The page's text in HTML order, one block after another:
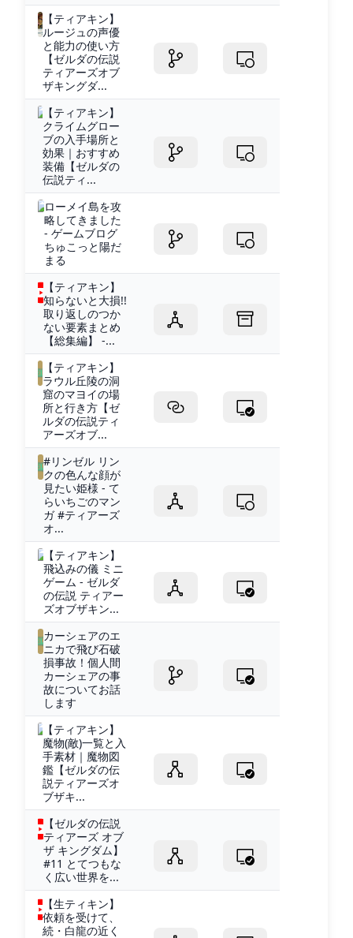
【ティアキン】
ルージュの声優
と能力の使い方
【ゼルダの伝説
ティアーズオブ
ザキングダ...
【ティアキン】
クライムグロー
ブの入手場所と
効果｜おすすめ
装備【ゼルダの
伝説ティ...
ローメイ島を攻
略してきました
- ゲームブログ
ちゅこっと陽だ
まる
【ティアキン】
知らないと大損!!
取り返しのつか
ない要素まとめ
【総集編】 -...
【ティアキン】
ラウル丘陵の洞
窟のマヨイの場
所と行き方【ゼ
ルダの伝説ティ
アーズオブ...
#リンゼル リン
クの色んな顔が
見たい姫様 - て
らいちごのマン
ガ #ティアーズ
オ...
【ティアキン】
飛込みの儀 ミニ
ゲーム - ゼルダ
の伝説 ティアー
ズオブザキン...
カーシェアのエ
ニカで飛び石破
損事故！個人間
カーシェアの事
故についてお話
します
【ティアキン】
魔物(敵)一覧と入
手素材｜魔物図
鑑【ゼルダの伝
説ティアーズオ
ブザキ...
【ゼルダの伝説
ティアーズ オブ
ザ キングダム】
#11 とてつもな
く広い世界を...
【生ティキン】
依頼を受けて、
続・白龍の近く